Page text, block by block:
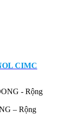
CIMC
– Rộng